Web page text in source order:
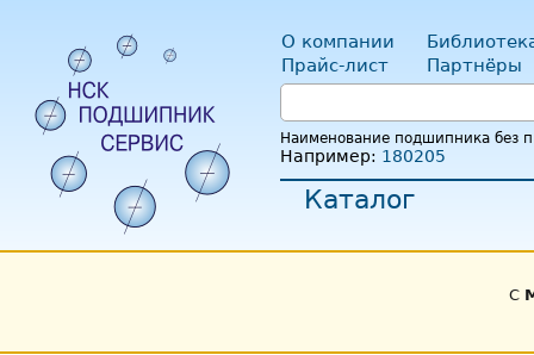
О компании
Прайс-лист
Партнёры
Наименование подшипника без
Например: 180205
Каталог
С